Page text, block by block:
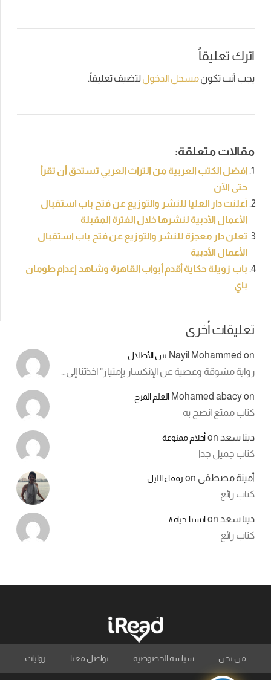
اترك تعليقاً
يجب أنت تكونمسجل الدخوللتضيف تعليقاً.
مقالات متعلقة:
افضل الكتب العربية من التراث العربي تستحق أن تقرأ
حتى الآن
أعلنت دار العليا للنشر والتوزيع عن فتح باب استقبال
الأعمال الأدبية لنشرها خلال الفترة المقبلة
تعلن دار معجزة للنشر والتوزيع عن فتح باب استقبال
الأعمال الأدبية
باب زويلة حكاية أقدم أبواب القاهرة وشاهد إعدام طومان
باي
تعليقات أخرى
Nayil Mohammed on بين الأطلال
رواية مشوقة وعصية عن الإنكسار بإمتياز" اخذتنا إلى…
Mohamed abacyon العلم المرح
كتاب ممتع انصح به
دينا سعد onأحلام ممنوعة
كتاب جميل جدا
أمينة مصطفى on رفقاء الليل
كتاب رائع
دينا سعد onانستا_حياة#
كتاب رائع
من نحن سياسة الخصوصية تواصل معنا روايات